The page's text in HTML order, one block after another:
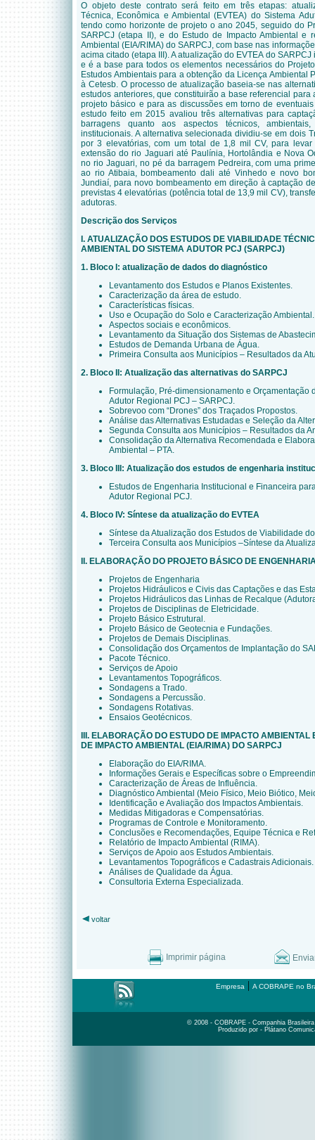
O objeto deste contrato será feito em três etapas:
Técnica, Econômica e Ambiental (EVTEA) do Sistema
tendo como horizonte de projeto o ano 2045, seguido do
SARPCJ (etapa II), e do Estudo de Impacto Ambiental e
Ambiental (EIA/RIMA) do SARPCJ, com base nas
acima citado (etapa III). A atualização do EVTEA do
e é a base para todos os elementos necessários do
Estudos Ambientais para a obtenção da Licença Ambiental
à Cetesb. O processo de atualização baseia-se nas
estudos anteriores, que constituirão a base referencial para
projeto básico e para as discussões em torno de
estudo feito em 2015 avaliou três alternativas para
barragens quanto aos aspectos técnicos,
institucionais. A alternativa selecionada dividiu-se em dois
por 3 elevatórias, com um total de 1,8 mil CV, para
extensão do rio Jaguari até Paulínia, Hortolândia e Nova
no rio Jaguari, no pé da barragem Pedreira, com uma
ao rio Atibaia, bombeamento dali até Vinhedo e novo
Jundiaí, para novo bombeamento em direção à captação
previstas 4 elevatórias (potência total de 13,9 mil CV),
adutoras.
Descrição dos Serviços
I. ATUALIZAÇÃO DOS ESTUDOS DE VIABILIDADE
AMBIENTAL DO SISTEMA ADUTOR PCJ (SARPCJ)
1. Bloco I: atualização de dados do diagnóstico
Levantamento dos Estudos e Planos Existentes.
Caracterização da área de estudo.
Características físicas.
Uso e Ocupação do Solo e Caracterização Ambiental.
Aspectos sociais e econômicos.
Levantamento da Situação dos Sistemas de
Estudos de Demanda Urbana de Água.
Primeira Consulta aos Municípios – Resultados da
2. Bloco II: Atualização das alternativas do SARPCJ
Formulação, Pré-dimensionamento e Orçamentação
Adutor Regional PCJ – SARPCJ.
Sobrevoo com “Drones” dos Traçados Propostos.
Análise das Alternativas Estudadas e Seleção da
Segunda Consulta aos Municípios – Resultados da
Consolidação da Alternativa Recomendada e
Ambiental – PTA.
3. Bloco III: Atualização dos estudos de engenharia
Estudos de Engenharia Institucional e Financeira
Adutor Regional PCJ.
4. Bloco IV: Síntese da atualização do EVTEA
Síntese da Atualização dos Estudos de Viabilidade
Terceira Consulta aos Municípios –Síntese da
II. ELABORAÇÃO DO PROJETO BÁSICO DE
Projetos de Engenharia
Projetos Hidráulicos e Civis das Captações e das
Projetos Hidráulicos das Linhas de Recalque
Projetos de Disciplinas de Eletricidade.
Projeto Básico Estrutural.
Projeto Básico de Geotecnia e Fundações.
Projetos de Demais Disciplinas.
Consolidação dos Orçamentos de Implantação do
Pacote Técnico.
Serviços de Apoio
Levantamentos Topográficos.
Sondagens a Trado.
Sondagens a Percussão.
Sondagens Rotativas.
Ensaios Geotécnicos.
III. ELABORAÇÃO DO ESTUDO DE IMPACTO AMBIENTAL
DE IMPACTO AMBIENTAL (EIA/RIMA) DO SARPCJ
Elaboração do EIA/RIMA.
Informações Gerais e Específicas sobre o
Caracterização de Áreas de Influência.
Diagnóstico Ambiental (Meio Físico, Meio Biótico,
Identificação e Avaliação dos Impactos Ambientais.
Medidas Mitigadoras e Compensatórias.
Programas de Controle e Monitoramento.
Conclusões e Recomendações, Equipe Técnica e
Relatório de Impacto Ambiental (RIMA).
Serviços de Apoio aos Estudos Ambientais.
Levantamentos Topográficos e Cadastrais Adicionais.
Análises de Qualidade da Água.
Consultoria Externa Especializada.
voltar
Imprimir página
Empresa | A COBRAPE no
© 2008 - COBRAPE - Companhia
Produzido por - Plátano